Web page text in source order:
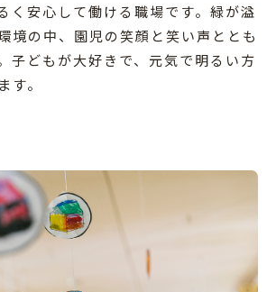
く安心して働ける職場です。緑が溢
境の中、園児の笑顔と笑い声ととも
子どもが大好きで、元気で明るい方
す。